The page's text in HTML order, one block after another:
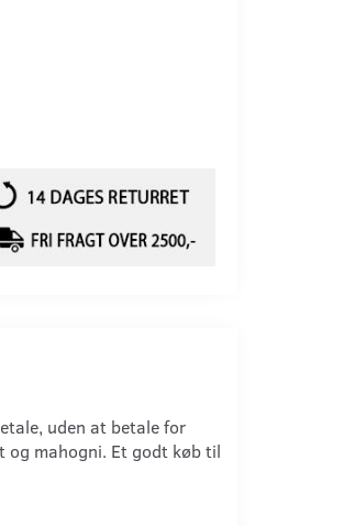
uden at betale for
og mahogni. Et godt køb til